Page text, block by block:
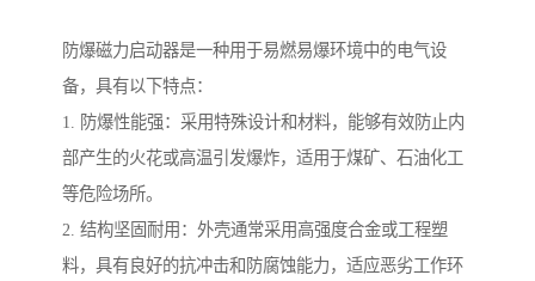
防爆磁力启动器是一种用于易燃易爆环境中的电气设
备，具有以下特点：
1. 防爆性能强：采用特殊设计和材料，能够有效防止内
部产生的火花或高温引发爆炸，适用于煤矿、石油化工
等危险场所。
2. 结构坚固耐用：外壳通常采用高强度合金或工程塑
料，具有良好的抗冲击和防腐蚀能力，适应恶劣工作环